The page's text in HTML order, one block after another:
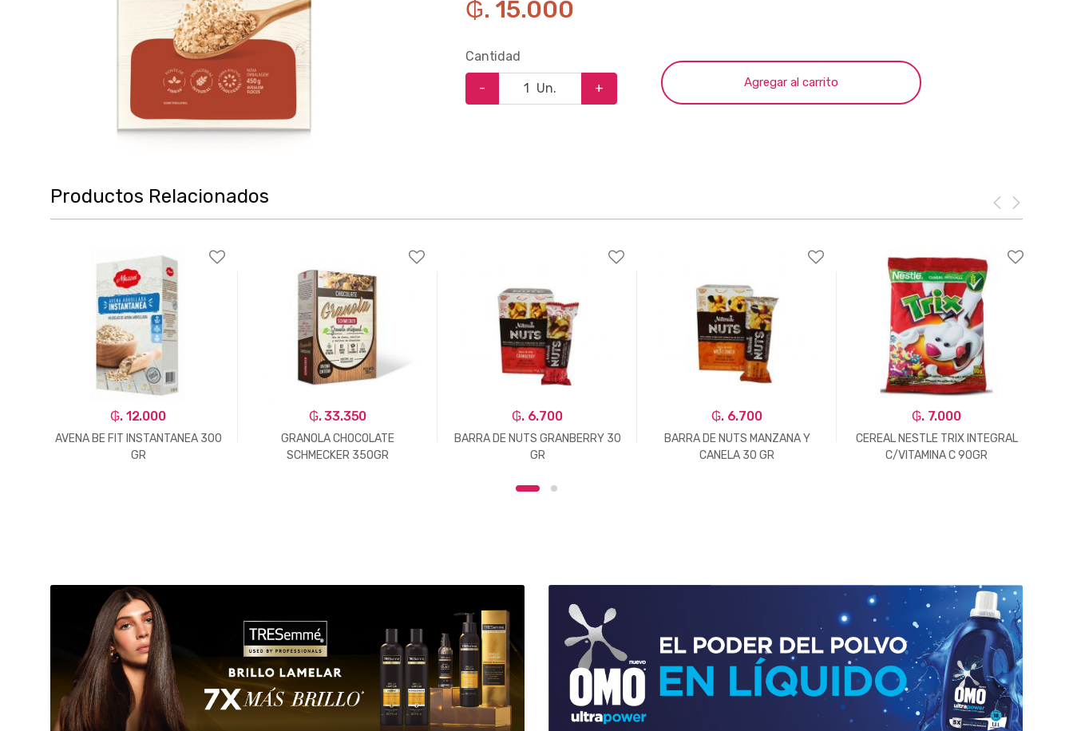
₲. 15.000
Cantidad
- Un. + Agregar al carrito
Productos Relacionados
₲. 12.000
AVENA BE FIT INSTANTANEA 300
GR
₲. 33.350
GRANOLA CHOCOLATE
SCHMECKER 350GR
₲. 6.700
BARRA DE NUTS GRANBERRY 30
GR
₲. 6.700
BARRA DE NUTS MANZANA Y
CANELA 30 GR
₲. 7.000
CEREAL NESTLE TRIX INTEGRAL
C/VITAMINA C 90GR